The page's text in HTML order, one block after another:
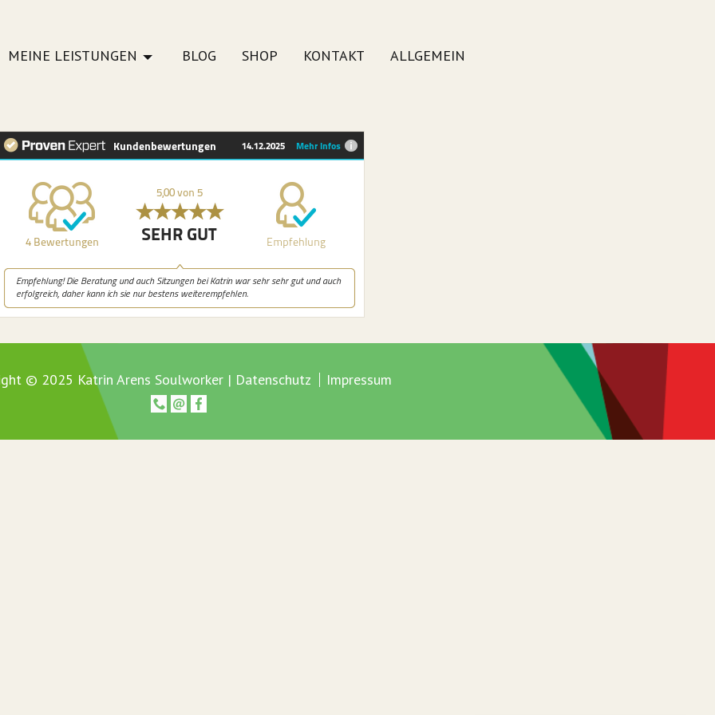
MEINE LEISTUNGEN BLOG SHOP KONTAKT ALLGEMEIN
© 2025 Katrin Arens Soulworker | Datenschutz Impressum